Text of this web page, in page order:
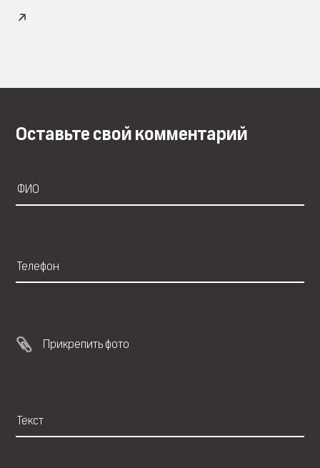
Оставьте свой комментарий
Прикрепить фото